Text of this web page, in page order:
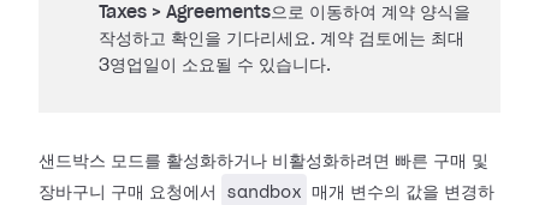
Taxes > Agreements으로 이동하여 계약 양식을
작성하고 확인을 기다리세요. 계약 검토에는 최대
3영업일이 소요될 수 있습니다.
샌드박스 모드를 활성화하거나 비활성화하려면 빠른 구매 및
장바구니 구매 요청에서
sandbox
매개 변수의 값을 변경하